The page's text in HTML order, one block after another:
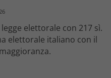
elettorale con 217 sì.
elettorale italiano con il